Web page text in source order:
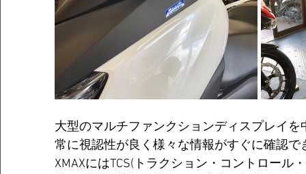
大型のマルチファンクションディスプレイ
常に視認性が良く様々な情報がすぐに確認で
XMAXにはTCS(トラクション・コントロール